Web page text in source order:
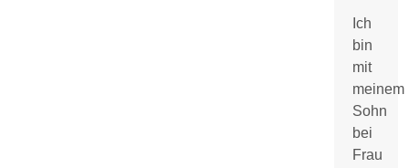
Ich
bin
mit
meinem
Sohn
bei
Frau